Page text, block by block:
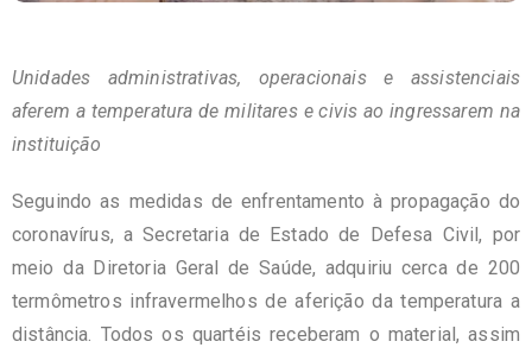
Unidades administrativas, operacionais e assistenciais
aferem a temperatura de militares e civis ao ingressarem na
instituição
Seguindo as medidas de enfrentamento à propagação do
coronavírus, a Secretaria de Estado de Defesa Civil, por
meio da Diretoria Geral de Saúde, adquiriu cerca de 200
termômetros infravermelhos de aferição da temperatura a
distância. Todos os quartéis receberam o material, assim